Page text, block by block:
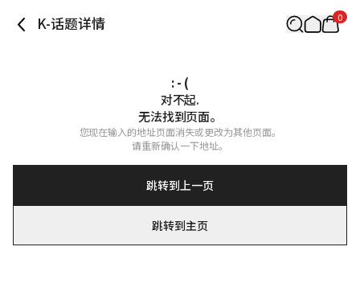
K-话题详情 0
: - (
对不起.
无法找到页面。
您现在输入的地址页面消失或更改为其他页面。
请重新确认一下地址。
跳转到上一页
跳转到主页